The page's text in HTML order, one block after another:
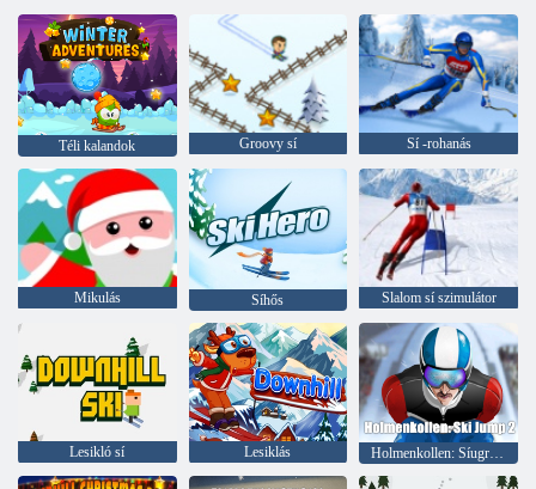
Téli kalandok Groovy sí Sí -rohanás
Mikulás Síhős Slalom sí szimulátor
Lesikló sí Lesiklás Holmenkollen: Síugrás 2